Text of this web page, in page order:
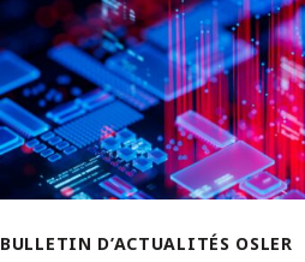
BULLETIN D’ACTUALITÉS OSLER